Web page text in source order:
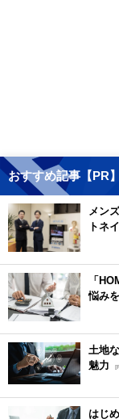
おすすめ記事【PR】
メン
トネ
「
悩み
土地
魅力
はじ